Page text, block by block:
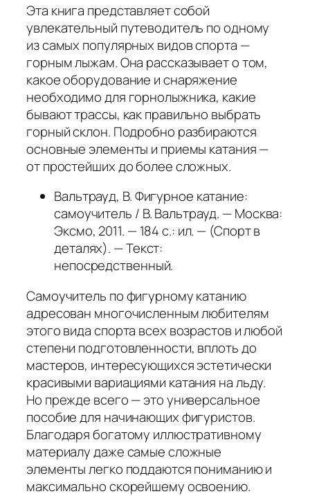
Эта книга представляет собой
увлекательный путеводитель по одному
из самых популярных видов спорта —
горным лыжам. Она рассказывает о том,
какое оборудование и снаряжение
необходимо для горнолыжника, какие
бывают трассы, как правильно выбрать
горный склон. Подробно разбираются
основные элементы и приемы катания —
от простейших до более сложных.
Вальтрауд, В. Фигурное катание:
самоучитель / В. Вальтрауд. — Москва:
Эксмо, 2011. — 184 с.: ил. — (Спорт в
деталях). — Текст:
непосредственный.
Самоучитель по фигурному катанию
адресован многочисленным любителям
этого вида спорта всех возрастов и любой
степени подготовленности, вплоть до
мастеров, интересующихся эстетически
красивыми вариациями катания на льду.
Но прежде всего — это универсальное
пособие для начинающих фигуристов.
Благодаря богатому иллюстративному
материалу даже самые сложные
элементы легко поддаются пониманию и
максимально скорейшему освоению.